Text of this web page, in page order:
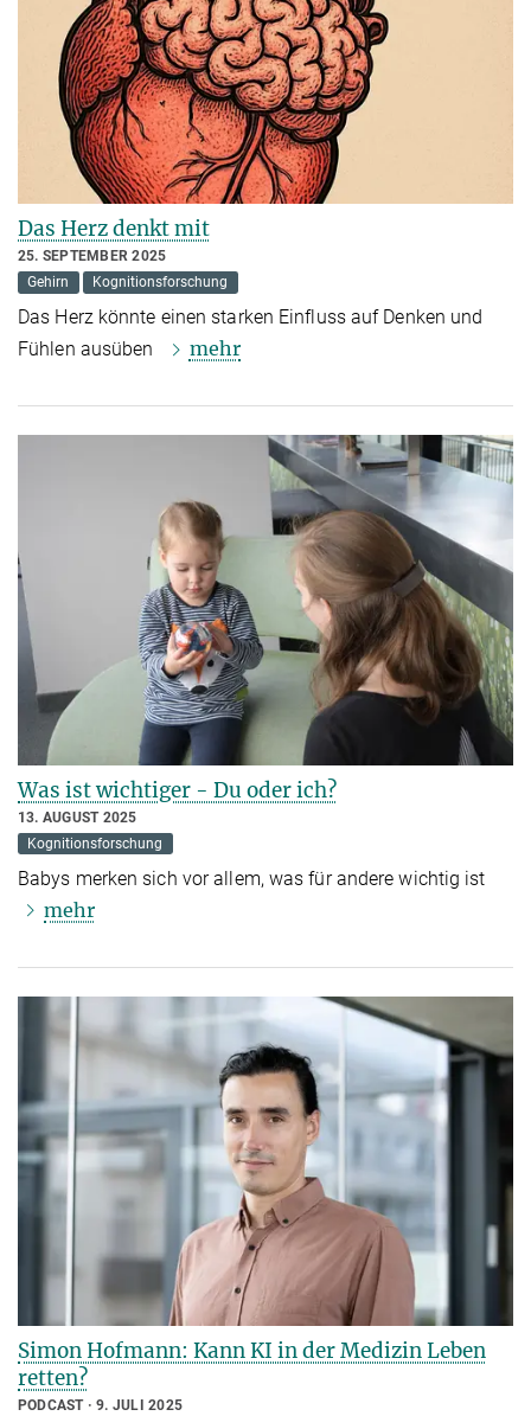
Das Herz denkt mit
25. SEPTEMBER 2025
Gehirn
Kognitionsforschung
Das Herz könnte einen starken Einfluss auf Denken und
Fühlen ausüben
mehr
Was ist wichtiger - Du oder ich?
13. AUGUST 2025
Kognitionsforschung
Babys merken sich vor allem, was für andere wichtig ist
mehr
Simon Hofmann: Kann KI in der Medizin Leben
retten?
PODCAST
9. JULI 2025